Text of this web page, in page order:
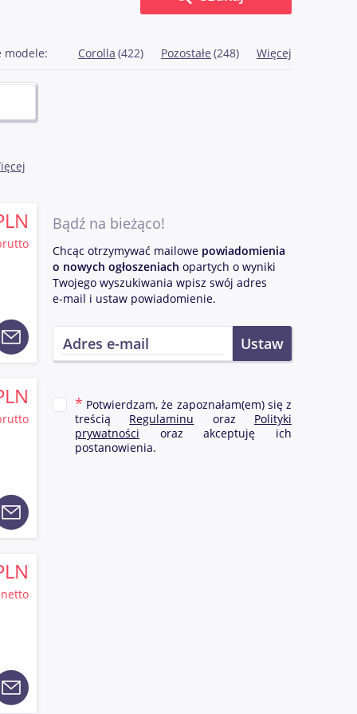
modele: Corolla (422) Pozostałe (248) Więcej
netto
Bądź na bieżąco!
Chcąc otrzymywać mailowe powiadomienia
o nowych ogłoszeniach opartych o wyniki
Twojego wyszukiwania wpisz swój adres
e-mail i ustaw powiadomienie.
Potwierdzam, że zapoznałam(em) się z
treścią Regulaminu oraz Polityki
prywatności oraz akceptuję ich
postanowienia.